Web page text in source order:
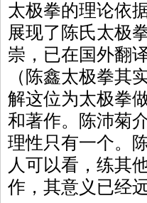
太极拳的理论依
展现了陈氏太极
崇，已在国外翻
（陈鑫太极拳其
解这位为太极拳
和著作。陈沛菊
理性只有一个。
人可以看，练其
作，其意义已经